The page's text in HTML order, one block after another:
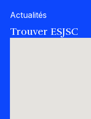
Actualités
Trouver ESJSC